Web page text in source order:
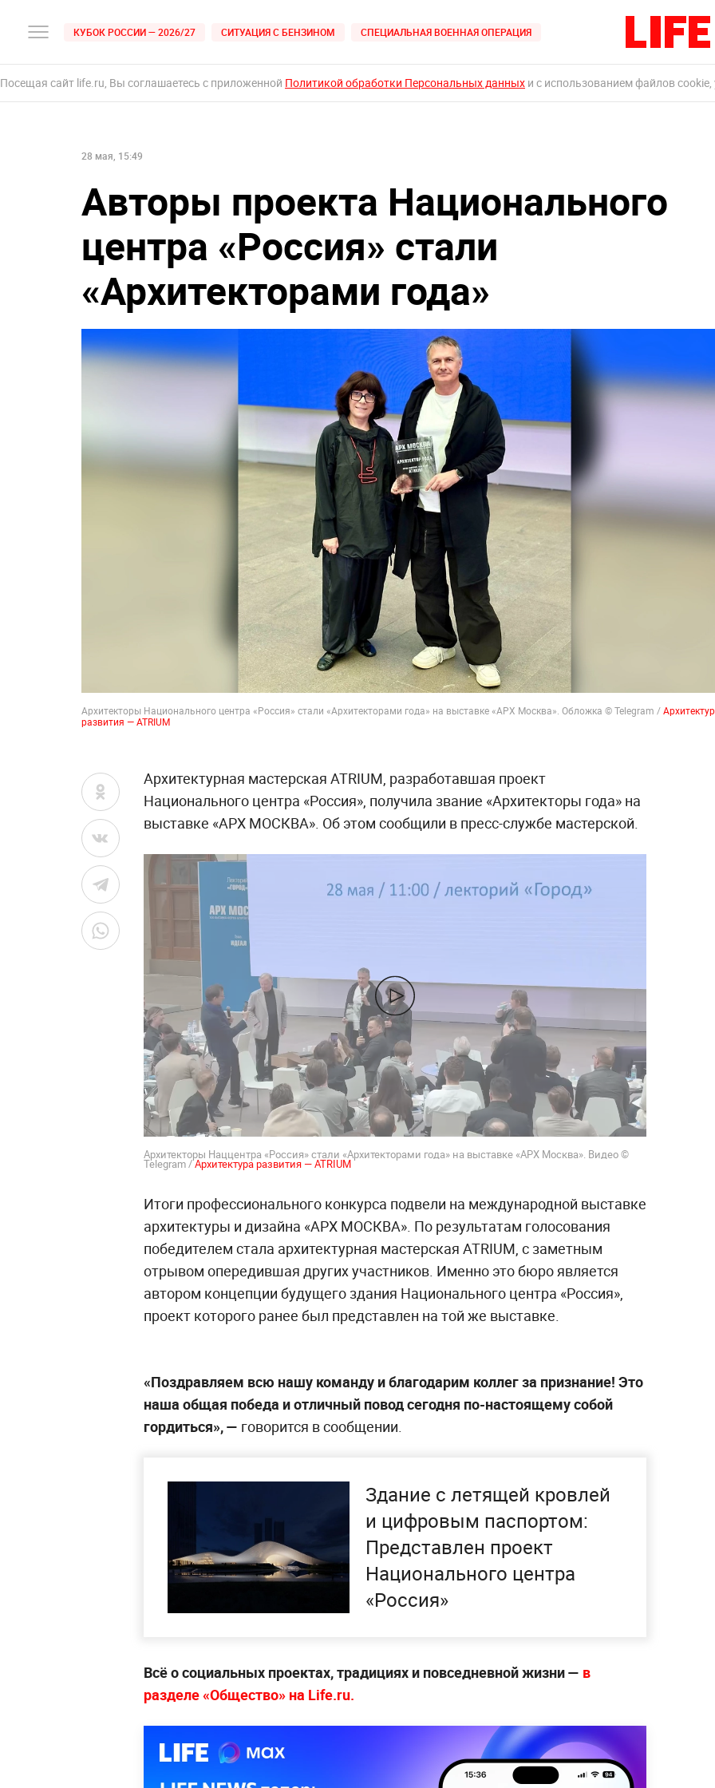
КУБОК РОССИИ — 2026/27 СИТУАЦИЯ С БЕНЗИНОМ СПЕЦИАЛЬНАЯ ВОЕННАЯ ОПЕРАЦИЯ
Посещая сайт life.ru, Вы соглашаетесь с приложенной Политикой обработки Персональных данных и с использованием файлов
28 мая, 15:49
Авторы проекта Национального
центра «Россия» стали
«Архитекторами года»
Архитекторы Национального центра «Россия» стали «Архитекторами года» на выставке «АРХ Москва». Обложка © Telegram /
развития — ATRIUM
Архитектурная мастерская ATRIUM, разработавшая проект
Национального центра «Россия», получила звание «Архитекторы года» на
выставке «АРХ МОСКВА». Об этом сообщили в пресс-службе мастерской.
Архитекторы Наццентра «Россия» стали «Архитекторами года» на выставке «АРХ Москва». Видео ©
Telegram /Архитектура развития — ATRIUM
Итоги профессионального конкурса подвели на международной выставке
архитектуры и дизайна «АРХ МОСКВА». По результатам голосования
победителем стала архитектурная мастерская ATRIUM, с заметным
отрывом опередившая других участников. Именно это бюро является
автором концепции будущего здания Национального центра «Россия»,
проект которого ранее был представлен на той же выставке.
«Поздравляем всю нашу команду и благодарим коллег за признание! Это
наша общая победа и отличный повод сегодня по-настоящему собой
гордиться»,— говорится в сообщении.
Здание с летящей кровлей
и цифровым паспортом:
Представлен проект
Национального центра
«Россия»
Всё о социальных проектах, традициях и повседневной жизни — в
разделе «Общество» на Life.ru.